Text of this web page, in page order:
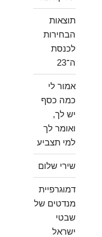
תוצאות
הבחירות
לכנסת
ה־23
אמור לי
כמה כסף
יש לך,
ואומר לך
למי תצביע
שירי שלום
דמוגרפיית
מנדטים של
שבטי
ישראל